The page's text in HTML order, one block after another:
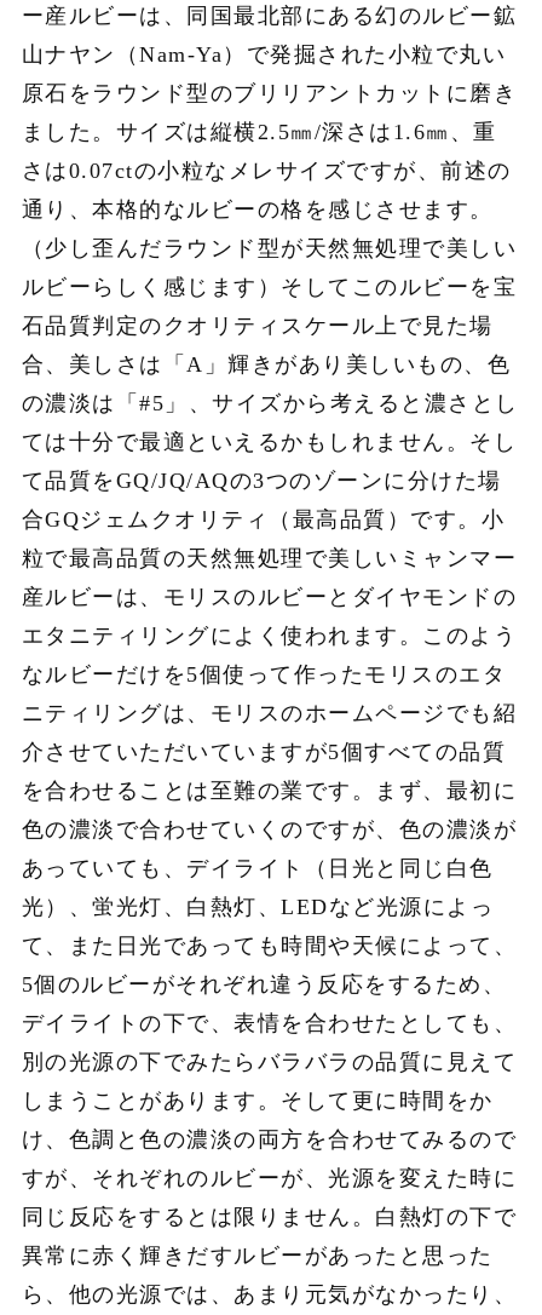
ー産ルビーは、同国最北部にある幻のルビー鉱
山ナヤン（Nam-Ya）で発掘された小粒で丸い
原石をラウンド型のブリリアントカットに磨き
ました。サイズは縦横2.5㎜/深さは1.6㎜、重
さは0.07ctの小粒なメレサイズですが、前述の
通り、本格的なルビーの格を感じさせます。
（少し歪んだラウンド型が天然無処理で美しい
ルビーらしく感じます）そしてこのルビーを宝
石品質判定のクオリティスケール上で見た場
合、美しさは「A」輝きがあり美しいもの、色
の濃淡は「#5」、サイズから考えると濃さとし
ては十分で最適といえるかもしれません。そし
て品質をGQ/JQ/AQの3つのゾーンに分けた場
合GQジェムクオリティ（最高品質）です。小
粒で最高品質の天然無処理で美しいミャンマー
産ルビーは、モリスのルビーとダイヤモンドの
エタニティリングによく使われます。このよう
なルビーだけを5個使って作ったモリスのエタ
ニティリングは、モリスのホームページでも紹
介させていただいていますが5個すべての品質
を合わせることは至難の業です。まず、最初に
色の濃淡で合わせていくのですが、色の濃淡が
あっていても、デイライト（日光と同じ白色
光）、蛍光灯、白熱灯、LEDなど光源によっ
て、また日光であっても時間や天候によって、
5個のルビーがそれぞれ違う反応をするため、
デイライトの下で、表情を合わせたとしても、
別の光源の下でみたらバラバラの品質に見えて
しまうことがあります。そして更に時間をか
け、色調と色の濃淡の両方を合わせてみるので
すが、それぞれのルビーが、光源を変えた時に
同じ反応をするとは限りません。白熱灯の下で
異常に赤く輝きだすルビーがあったと思った
ら、他の光源では、あまり元気がなかったり、